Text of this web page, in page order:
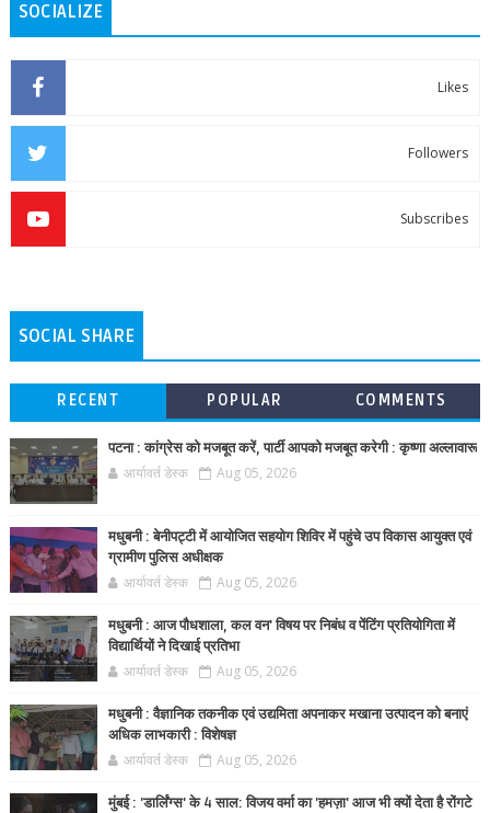
SOCIALIZE
Likes
Followers
Subscribes
SOCIAL SHARE
RECENT POPULAR COMMENTS
पटना : कांग्रेस को मजबूत करें, पार्टी आपको मजबूत करेगी : कृष्णा अल्लावारू
आर्यावर्त डेस्क Aug 05, 2026
मधुबनी : बेनीपट्टी में आयोजित सहयोग शिविर में पहुंचे उप विकास आयुक्त एवं
ग्रामीण पुलिस अधीक्षक
आर्यावर्त डेस्क Aug 05, 2026
मधुबनी : आज पौधशाला, कल वन' विषय पर निबंध व पेंटिंग प्रतियोगिता में
विद्यार्थियों ने दिखाई प्रतिभा
आर्यावर्त डेस्क Aug 05, 2026
मधुबनी : वैज्ञानिक तकनीक एवं उद्यमिता अपनाकर मखाना उत्पादन को बनाएं
अधिक लाभकारी : विशेषज्ञ
आर्यावर्त डेस्क Aug 05, 2026
मुंबई : 'डार्लिंग्स' के 4 साल: विजय वर्मा का 'हमज़ा' आज भी क्यों देता है रोंगटे